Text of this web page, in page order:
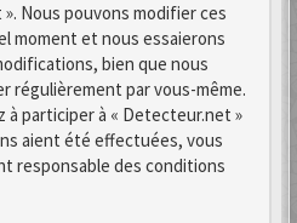
Nous pouvons modifier ces
moment et nous essaierons
bien que nous
régulièrement par vous-même.
à participer à « Detecteur.net »
aient été effectuées, vous
responsable des conditions